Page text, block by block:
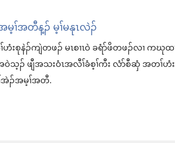
ၢ်​အတီ​န့ၣ်​ မ့ၢ်​မနုၤ​လဲၣ်
းစုနဲၣ်ကျဲတဖၣ်​ မၤစၢၤဝဲ ခရံာ်ဖိတဖၣ်လၢ က
သ့ၣ်​ ဖျီအသးဝံၤအလီၢ်ခံစ့ၢ်ကီး လံာ်စီဆှံ အတၢ်ဟံ
အဲၣ်အမ့ၢ်အတီ.